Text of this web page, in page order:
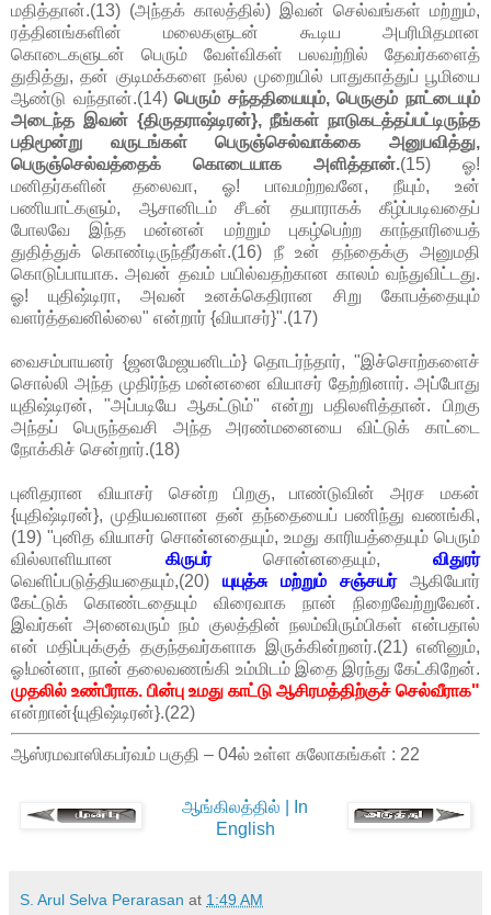
மதித்தான்.(13) (அந்தக் காலத்தில்) இவன் செல்வங்கள் மற்றும்,
ரத்தினங்களின் மலைகளுடன் கூடிய அபரிமிதமான
கொடைகளுடன் பெரும் வேள்விகள் பலவற்றில் தேவர்களைத்
துதித்து, தன் குடிமக்களை நல்ல முறையில் பாதுகாத்துப் பூமியை
ஆண்டு வந்தான்.(14)பெரும் சந்ததியையும், பெருகும் நாட்டையும்
அடைந்த இவன் {திருதராஷ்டிரன்}, நீங்கள் நாடுகடத்தப்பட்டிருந்த
பதிமூன்று வருடங்கள் பெருஞ்செல்வாக்கை அனுபவித்து,
பெருஞ்செல்வத்தைக் கொடையாக அளித்தான்.(15) ஓ!
மனிதர்களின் தலைவா, ஓ! பாவமற்றவனே, நீயும், உன்
பணியாட்களும், ஆசானிடம் சீடன் தயாராகக் கீழ்ப்படிவதைப்
போலவே இந்த மன்னன் மற்றும் புகழ்பெற்ற காந்தாரியைத்
துதித்துக் கொண்டிருந்தீர்கள்.(16) நீ உன் தந்தைக்கு அனுமதி
கொடுப்பாயாக. அவன் தவம் பயில்வதற்கான காலம் வந்துவிட்டது.
ஓ! யுதிஷ்டிரா, அவன் உனக்கெதிரான சிறு கோபத்தையும்
வளர்த்தவனில்லை" என்றார் {வியாசர்}".(17)
வைசம்பாயனர் {ஜனமேஜயனிடம்} தொடர்ந்தார், "இச்சொற்களைச்
சொல்லி அந்த முதிர்ந்த மன்னனை வியாசர் தேற்றினார். அப்போது
யுதிஷ்டிரன், "அப்படியே ஆகட்டும்" என்று பதிலளித்தான். பிறகு
அந்தப் பெருந்தவசி அந்த அரண்மனையை விட்டுக் காட்டை
நோக்கிச் சென்றார்.(18)
புனிதரான வியாசர் சென்ற பிறகு, பாண்டுவின் அரச மகன்
{யுதிஷ்டிரன்}, முதியவனான தன் தந்தையைப் பணிந்து வணங்கி,
(19) "புனித வியாசர் சொன்னதையும், உமது காரியத்தையும் பெரும்
வில்லாளியான கிருபர்சொன்னதையும்,விதுரர்
வெளிப்படுத்தியதையும்,(20) யுயுத்சு மற்றும் சஞ்சயர்ஆகியோர்
கேட்டுக் கொண்டதையும் விரைவாக நான் நிறைவேற்றுவேன்.
இவர்கள் அனைவரும் நம் குலத்தின் நலம்விரும்பிகள் என்பதால்
என் மதிப்புக்குத் தகுந்தவர்களாக இருக்கின்றனர்.(21) எனினும்,
ஓ!மன்னா, நான் தலைவணங்கி உம்மிடம் இதை இரந்து கேட்கிறேன்.
முதலில் உண்பீராக. பின்பு உமது காட்டு ஆசிரமத்திற்குச் செல்வீராக"
என்றான்{யுதிஷ்டிரன்}.(22)
ஆஸ்ரமவாஸிகபர்வம் பகுதி – 04ல் உள்ள சுலோகங்கள் : 22
ஆங்கிலத்தில் | In
English
S. Arul Selva Perarasan at 1:49 AM